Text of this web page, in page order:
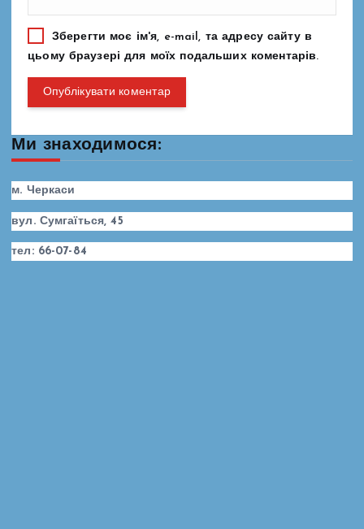
Зберегти моє ім'я, e-mail, та адресу сайту в
цьому браузері для моїх подальших коментарів.
Ми знаходимося:
м. Черкаси
вул. Сумгаїться, 45
тел: 66-07-84